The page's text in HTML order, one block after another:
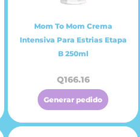
Mom To Mom Crema
Intensiva Para Estrias Etapa
B 250ml
Q166.16
Generar pedido